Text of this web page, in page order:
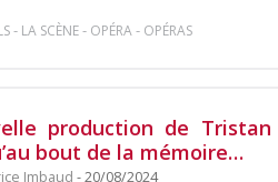
- LA SCÈNE- OPÉRA- OPÉRAS
production de
bout de la mémoire…
Imbaud - 20/08/2024